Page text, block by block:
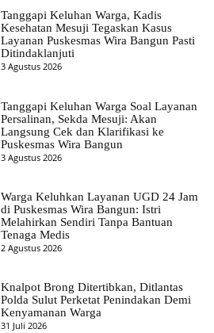
Tanggapi Keluhan Warga, Kadis
Kesehatan Mesuji Tegaskan Kasus
Layanan Puskesmas Wira Bangun Pasti
Ditindaklanjuti
3 Agustus 2026
Tanggapi Keluhan Warga Soal Layanan
Persalinan, Sekda Mesuji: Akan
Langsung Cek dan Klarifikasi ke
Puskesmas Wira Bangun
3 Agustus 2026
Warga Keluhkan Layanan UGD 24 Jam
di Puskesmas Wira Bangun: Istri
Melahirkan Sendiri Tanpa Bantuan
Tenaga Medis
2 Agustus 2026
Knalpot Brong Ditertibkan, Ditlantas
Polda Sulut Perketat Penindakan Demi
Kenyamanan Warga
31 Juli 2026